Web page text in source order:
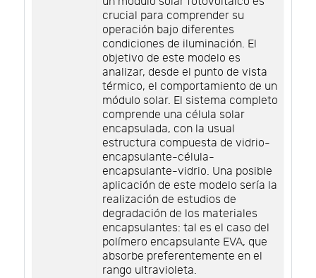
crucial para comprender su
operación bajo diferentes
condiciones de iluminación. El
objetivo de este modelo es
analizar, desde el punto de vista
térmico, el comportamiento de un
módulo solar. El sistema completo
comprende una célula solar
encapsulada, con la usual
estructura compuesta de vidrio-
encapsulante-célula-
encapsulante-vidrio. Una posible
aplicación de este modelo sería la
realización de estudios de
degradación de los materiales
encapsulantes: tal es el caso del
polímero encapsulante EVA, que
absorbe preferentemente en el
rango ultravioleta.